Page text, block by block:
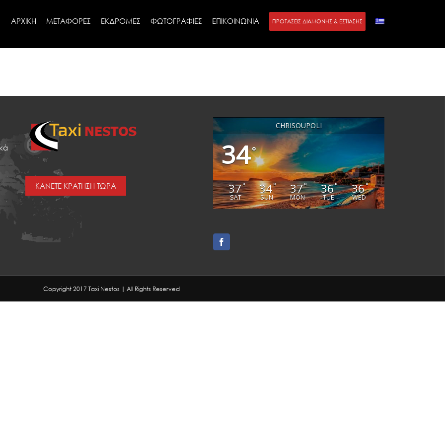
ΑΡΧΙΚΗ ΜΕΤΑΦΟΡΕΣ ΕΚΔΡΟΜΕΣ ΦΩΤΟΓΡΑΦΙΕΣ ΕΠΙΚΟΙΝΩΝΙΑ ΠΡΟΤΑΣΕΙΣ ΔΙΑΜΟΝΗΣ & ΕΣΤΙΑΣΗΣ
ΚΑΝΕΤΕ ΚΡΑΤΗΣΗ ΤΩΡΑ
CHRISOUPOLI
34°
37°
SAT
34°
SUN
37°
MON
36°
TUE
36°
WED
Copyright 2017 Taxi Nestos | All Rights Reserved